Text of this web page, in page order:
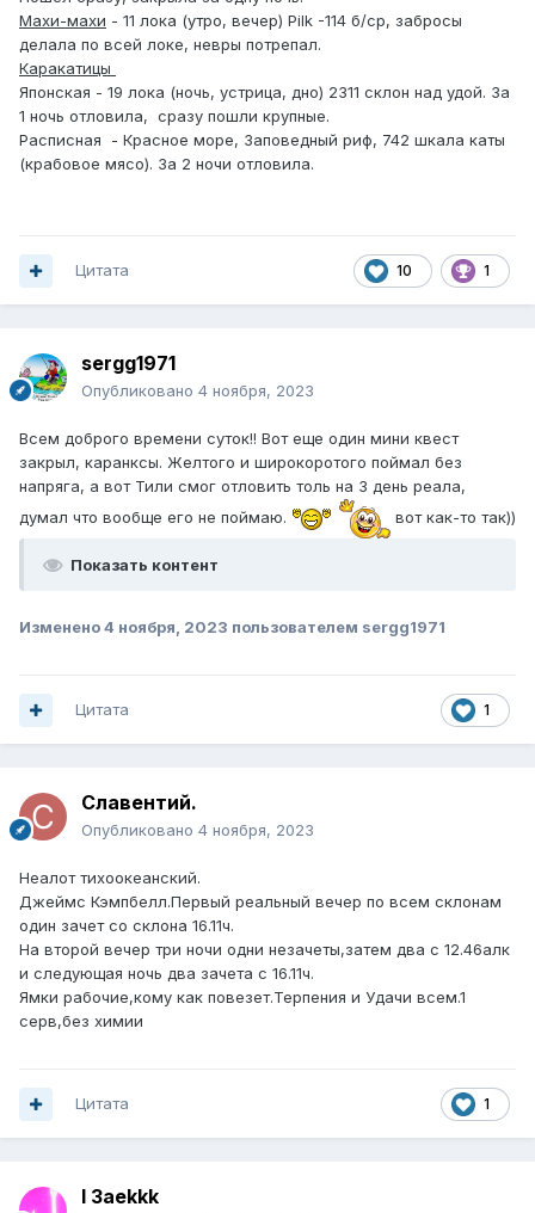
Махи-махи - 11 лока (утро, вечер) Pilk -114 б/ср, забросы
делала по всей локе, невры потрепал.
Каракатицы
Японская - 19 лока (ночь, устрица, дно) 2311 склон над удой. За
1 ночь отловила, сразу пошли крупные.
Расписная - Красное море, Заповедный риф, 742 шкала каты
(крабовое мясо). За 2 ночи отловила.
10 1
Цитата
sergg1971
Опубликовано 4 ноября, 2023
Всем доброго времени суток!! Вот еще один мини квест
закрыл, каранксы. Желтого и широкоротого поймал без
напряга, а вот Тили смог отловить толь на 3 день реала,
думал что вообще его не поймаю.
вот как-то так))
Показать контент
Изменено4 ноября, 2023 пользователем sergg1971
1
Цитата
Славентий.
Опубликовано 4 ноября, 2023
Неалот тихоокеанский.
Джеймс Кэмпбелл.Первый реальный вечер по всем склонам
один зачет со склона 16.11ч.
На второй вечер три ночи одни незачеты,затем два с 12.46алк
и следующая ночь два зачета с 16.11ч.
Ямки рабочие,кому как повезет.Терпения и Удачи всем.1
серв,без химии
1
Цитата
I 3aekkk